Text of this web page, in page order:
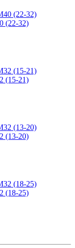
(22-32)
(15-21)
(13-20)
(18-25)